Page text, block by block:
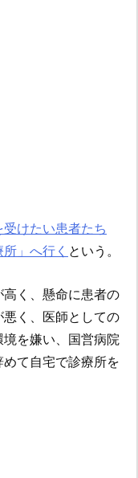
けたい患者たち
」へ行く という。
く、懸命に患者の
く、医師としての
を嫌い、国営病院
て自宅で診療所を